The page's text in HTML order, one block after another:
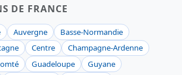
DE FRANCE
Auvergne
Basse-Normandie
Centre
Champagne-Ardenne
Guadeloupe
Guyane